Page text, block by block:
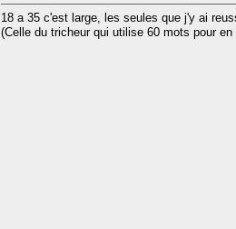
18 a 35 c'est large, les seules que j'y ai
(Celle du tricheur qui utilise 60 mots pour